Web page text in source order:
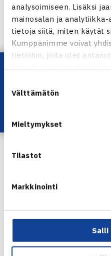
analysoimiseen. Lisäksi
mainosalan ja
tietoja siitä, miten käytät
Kumppanimme voivat
tietoihin, joita olet
valinta
Välttämätön
Mieltymykset
Tilastot
Markkinointi
Salli
Lucas POUILLE (FRA) [2]
(FIN)
Nelinpeli: Semifinaali
4 6-1 Patrik BRYDOLF
Turnaus verkossa
Seuraava uutinen:
Lataa OmaTennis!